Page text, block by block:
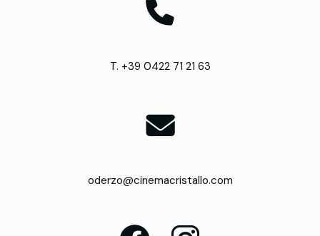
T. +39 0422 71 21 63
oderzo@cinemacristallo.com